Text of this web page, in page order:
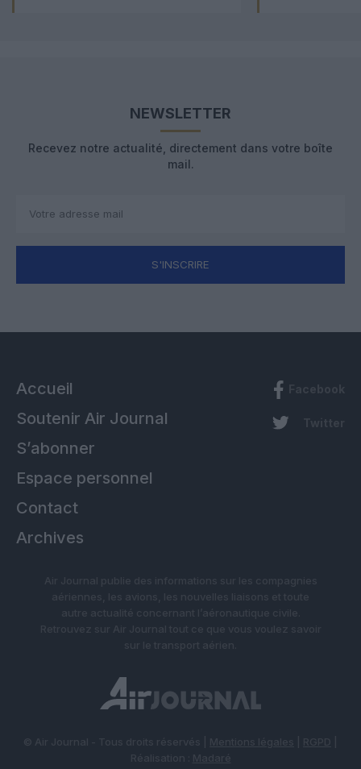
NEWSLETTER
Recevez notre actualité, directement dans votre boîte
mail.
S'INSCRIRE
Accueil
Soutenir Air Journal
S’abonner
Espace personnel
Contact
Archives